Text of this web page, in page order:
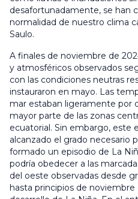
desafortunadamente, se han
normalidad de nuestro clima
Saulo.
A finales de noviembre de
y atmosféricos observados
con las condiciones neutras
instauraron en mayo. Las
mar estaban ligeramente por
mayor parte de las zonas
ecuatorial. Sin embargo, este
alcanzado el grado necesario
formado un episodio de La
podría obedecer a las
del oeste observadas desde
hasta principios de